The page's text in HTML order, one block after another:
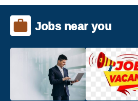
Jobs near you